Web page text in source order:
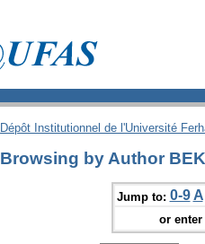
Dépôt Institutionnel de l'Université
Browsing by Author
Jump to: 0-9 A
or